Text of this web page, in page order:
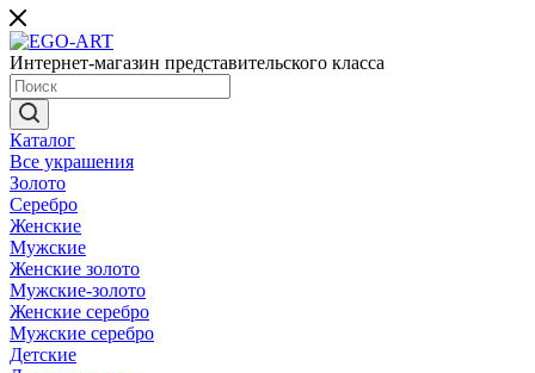
Интернет-магазин представительского класса
Каталог
Все украшения
Золото
Серебро
Женские
Мужские
Женские золото
Мужские-золото
Женские серебро
Мужские серебро
Детские